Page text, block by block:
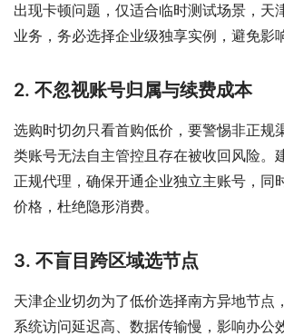
出现卡顿问题，仅适合临时测试场景，天
业务，务必选择企业级独享实例，避免影
2. 不忽视账号归属与续费成本
选购时切勿只看首购低价，要警惕非正规
类账号无法自主管控且存在被收回风险。
正规代理，确保开通企业独立主账号，同
价格，杜绝隐形消费。
3. 不盲目跨区域选节点
天津企业切勿为了低价选择南方异地节点
系统访问延迟高、数据传输慢，影响办公